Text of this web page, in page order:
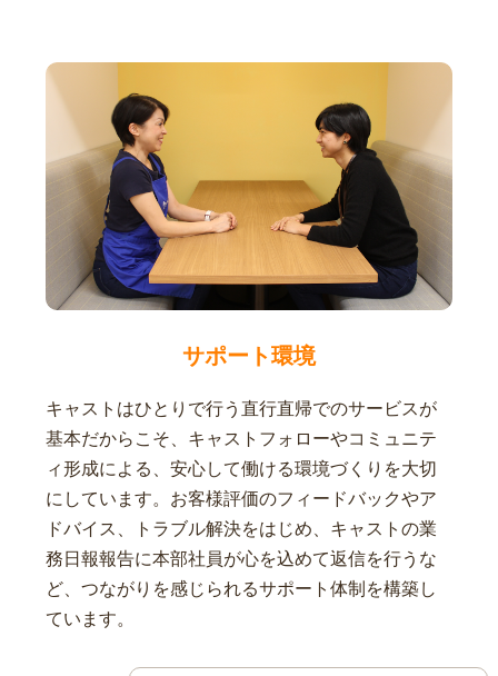
サポート環境
キャストはひとりで行う直行直帰でのサービスが
基本だからこそ、キャストフォローやコミュニテ
ィ形成による、安心して働ける環境づくりを大切
にしています。お客様評価のフィードバックやア
ドバイス、トラブル解決をはじめ、キャストの業
務日報報告に本部社員が心を込めて返信を行うな
ど、つながりを感じられるサポート体制を構築し
ています。